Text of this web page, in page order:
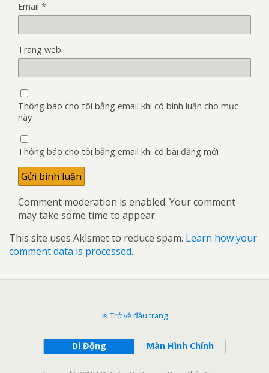
Email *
Trang web
Thông báo cho tôi bằng email khi có bình luận cho mục
này
Thông báo cho tôi bằng email khi có bài đăng mới
Comment moderation is enabled. Your comment
may take some time to appear.
This site uses Akismet to reduce spam. Learn how your
comment data is processed.
Trở về đầu trang
Di Động Màn Hình Chính